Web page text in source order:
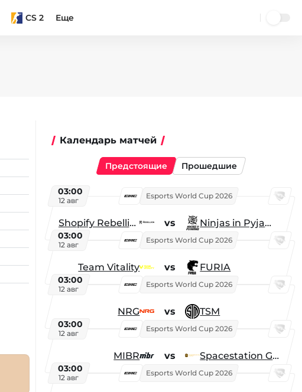
CS 2 Еще
Календарь матчей
Предстоящие Прошедшие
03:00
12 авг
Esports World Cup 2026
Shopify Rebellion vs Ninjas in Pyjamas
03:00
12 авг
Esports World Cup 2026
Team Vitality vs FURIA
03:00
12 авг
Esports World Cup 2026
NRG vs TSM
03:00
12 авг
Esports World Cup 2026
MIBR vs Spacestation Gaming
03:00
12 авг
Esports World Cup 2026